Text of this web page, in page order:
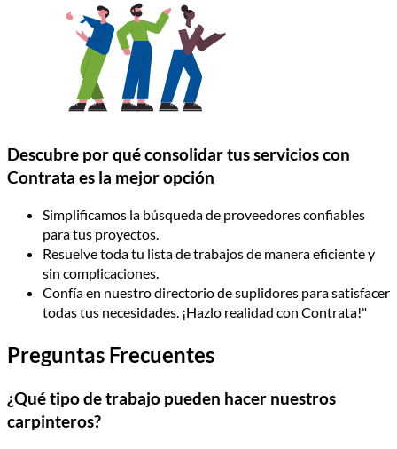
Descubre por qué consolidar tus servicios con
Contrata es la mejor opción
Simplificamos la búsqueda de proveedores confiables
para tus proyectos.
Resuelve toda tu lista de trabajos de manera eficiente y
sin complicaciones.
Confía en nuestro directorio de suplidores para satisfacer
todas tus necesidades. ¡Hazlo realidad con Contrata!"
Preguntas Frecuentes
¿Qué tipo de trabajo pueden hacer nuestros
carpinteros?